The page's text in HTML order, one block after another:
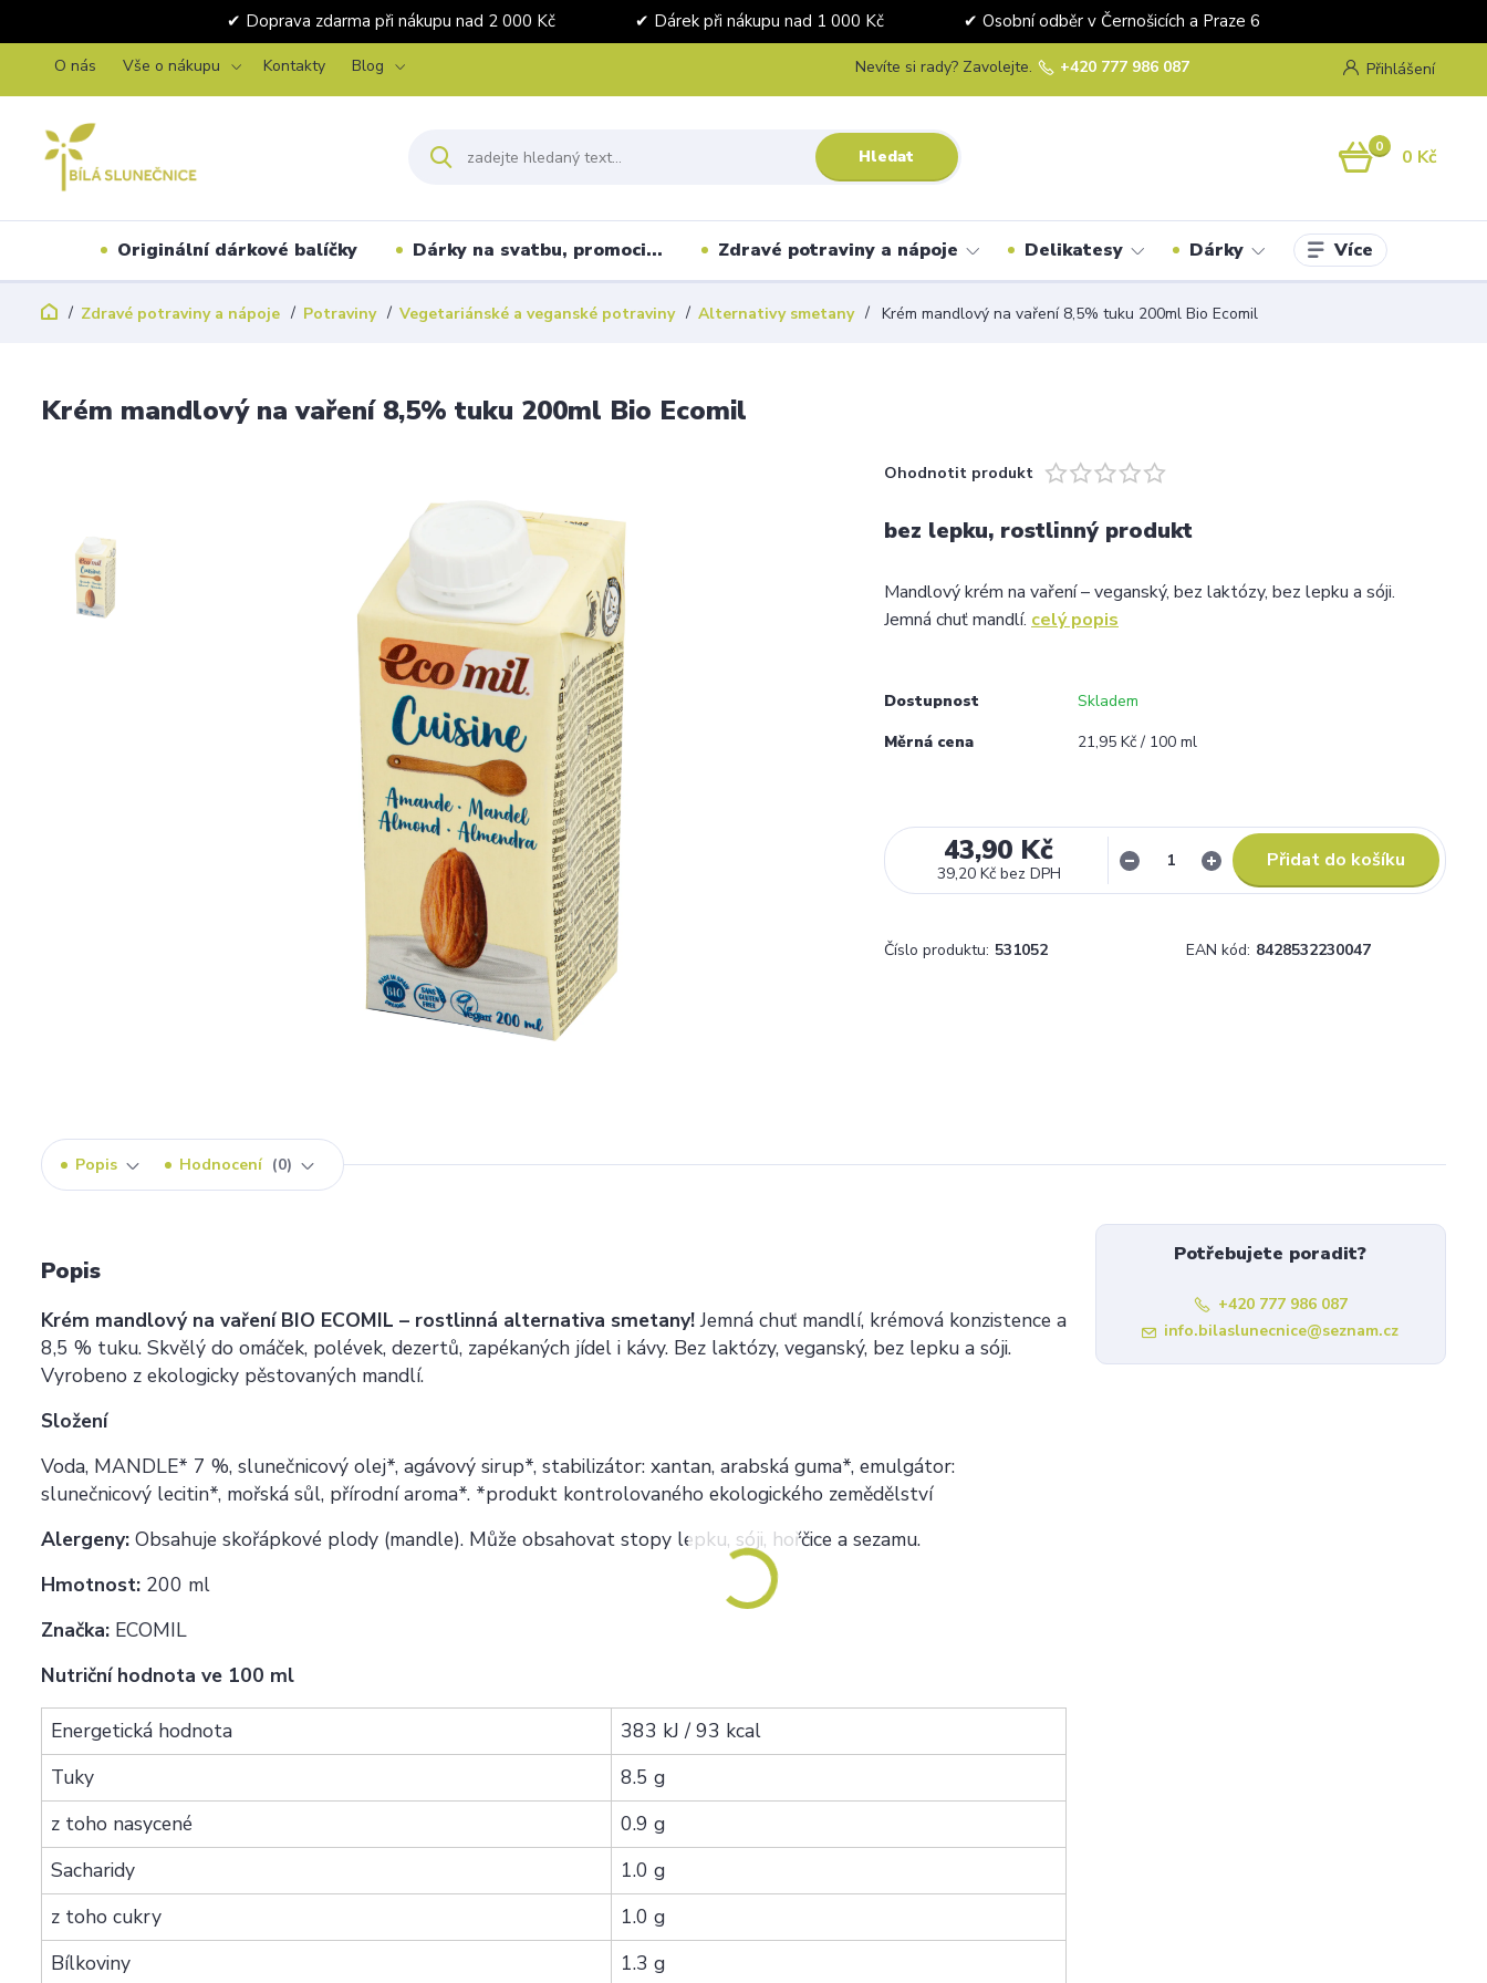
✔ Doprava zdarma při nákupu nad 2 000 Kč ✔ Dárek při nákupu nad 1 000 Kč ✔ Osobní odběr v Černošicích a Praze 6
O nás Vše o nákupu Kontakty Blog Přihlášení
Hledat
Nevíte si rady? Zavolejte. +420 777 986 087
0 0 Kč
Originální dárkové balíčky Dárky na svatbu, promoci... Zdravé potraviny a nápoje Delikatesy Dárky Více
Zdravé potraviny a nápoje Potraviny Vegetariánské a veganské potraviny Alternativy smetany Krém mandlový na vaření 8,5% tuku 200ml Bio Ecomil
Krém mandlový na vaření 8,5% tuku 200ml Bio Ecomil
Ohodnotit produkt
bez lepku, rostlinný produkt
Mandlový krém na vaření – veganský, bez laktózy, bez lepku a sóji.
Jemná chuť mandlí. celý popis
Dostupnost
Skladem
Měrná cena
21,95 Kč / 100 ml
43,90 Kč
39,20 Kč bez DPH
Přidat do košíku
Číslo produktu: 531052 EAN kód: 8428532230047
Popis Hodnocení 0
Popis
Krém mandlový na vaření BIO ECOMIL – rostlinná alternativa smetany!Jemná chuť mandlí, krémová konzistence a
8,5 % tuku. Skvělý do omáček, polévek, dezertů, zapékaných jídel i kávy. Bez laktózy, veganský, bez lepku a sóji.
Vyrobeno z ekologicky pěstovaných mandlí.
Složení
Voda, MANDLE* 7 %, slunečnicový olej*, agávový sirup*, stabilizátor: xantan, arabská guma*, emulgátor:
slunečnicový lecitin*, mořská sůl, přírodní aroma*. *produkt kontrolovaného ekologického zemědělství
Alergeny: Obsahuje skořápkové plody (mandle). Může obsahovat stopy lepku, sóji, hořčice a sezamu.
Hmotnost: 200 ml
Značka: ECOMIL
Nutriční hodnota ve 100 ml
Energetická hodnota
383 kJ / 93 kcal
Tuky
8.5 g
z toho nasycené
0.9 g
Sacharidy
1.0 g
z toho cukry
1.0 g
Bílkoviny
1.3 g
Potřebujete poradit?
+420 777 986 087
info.bilaslunecnice@seznam.cz